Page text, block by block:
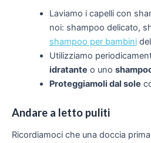
Laviamo i capelli con
noi: shampoo delicato,
shampoo per bambini
Utilizziamo
idratante o uno
Proteggiamoli dal sole
Andare a letto puliti
Ricordiamoci che una doccia